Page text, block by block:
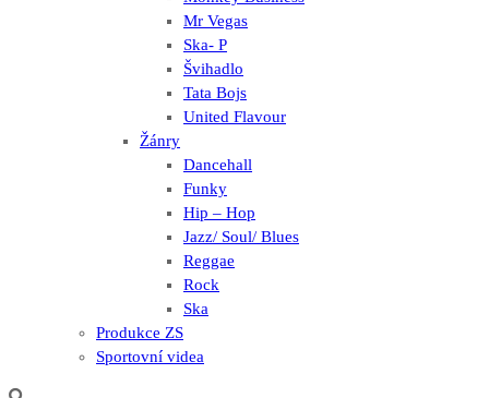
Mr Vegas
Ska- P
Švihadlo
Tata Bojs
United Flavour
Žánry
Dancehall
Funky
Hip – Hop
Jazz/ Soul/ Blues
Reggae
Rock
Ska
Produkce ZS
Sportovní videa